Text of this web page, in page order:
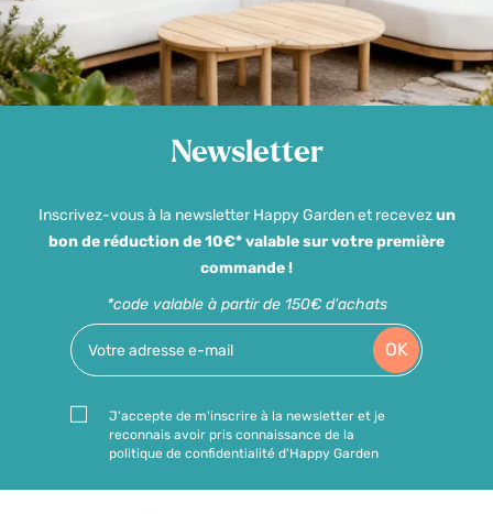
Newsletter
Inscrivez-vous à la newsletter Happy Garden et recevezun
bon de réduction de 10€* valable sur votre première
commande !
*code valable à partir de 150€ d'achats
OK
J'accepte de m'inscrire à la newsletter et je
reconnais avoir pris connaissance de la
politique de confidentialité d'Happy Garden